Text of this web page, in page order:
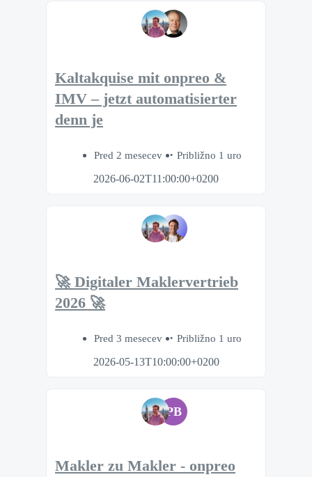
Kaltakquise mit onpreo &
IMV – jetzt automatisierter
denn je
Pred 2 mesecev
Približno 1 uro
2026-06-02T11:00:00+0200
🚀 Digitaler Maklervertrieb
2026 🚀
Pred 3 mesecev
Približno 1 uro
2026-05-13T10:00:00+0200
PB
Makler zu Makler - onpreo